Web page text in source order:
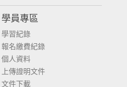
學員專區
學習紀錄
報名繳費紀錄
個人資料
上傳證明文件
文件下載